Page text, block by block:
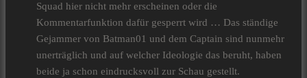
Squad hier nicht mehr erscheinen oder die
Kommentarfunktion dafür gesperrt wird … Das ständige
Gejammer von Batman01 und dem Captain sind nunmehr
unerträglich und auf welcher Ideologie das beruht, haben
beide ja schon eindrucksvoll zur Schau gestellt.